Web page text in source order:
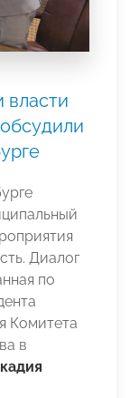
власти
Диалог
по
Комитета
в